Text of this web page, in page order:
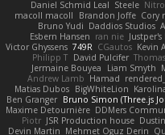
Daniel Schmid Leal Steele
macoll macoll
Brandon Joffe Cory
Bruno Yudi Daddios Studios
Esbern Hansen ran nie
Victor Ghyssens 749R CGautos Kevin
Philipp T David Pulcifer
Jermaine Bouyea
Liam Smyth
Andrew Lamb Hamad
Matias Dubos BigWhiteLion
Ben Granger Bruno Simon (Three.js
Maxime Detournière DDMers
Piotr JSR Production house
Devin Martin Mehmet Oguz Derin